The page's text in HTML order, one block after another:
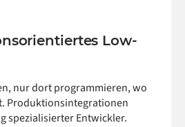
Low-
nur dort programmieren, wo
Produktionsintegrationen
spezialisierter Entwickler.